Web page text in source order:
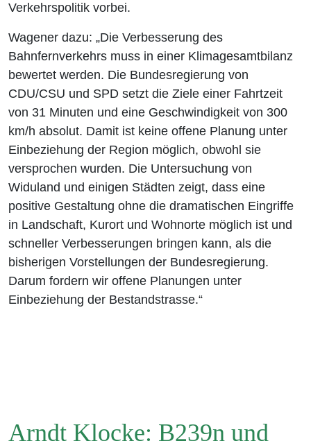
Verkehrspolitik vorbei.
Wagener dazu: „Die Verbesserung des
Bahnfernverkehrs muss in einer Klimagesamtbilanz
bewertet werden. Die Bundesregierung von
CDU/CSU und SPD setzt die Ziele einer Fahrtzeit
von 31 Minuten und eine Geschwindigkeit von 300
km/h absolut. Damit ist keine offene Planung unter
Einbeziehung der Region möglich, obwohl sie
versprochen wurden. Die Untersuchung von
Widuland und einigen Städten zeigt, dass eine
positive Gestaltung ohne die dramatischen Eingriffe
in Landschaft, Kurort und Wohnorte möglich ist und
schneller Verbesserungen bringen kann, als die
bisherigen Vorstellungen der Bundesregierung.
Darum fordern wir offene Planungen unter
Einbeziehung der Bestandstrasse.“
Arndt Klocke: B239n und